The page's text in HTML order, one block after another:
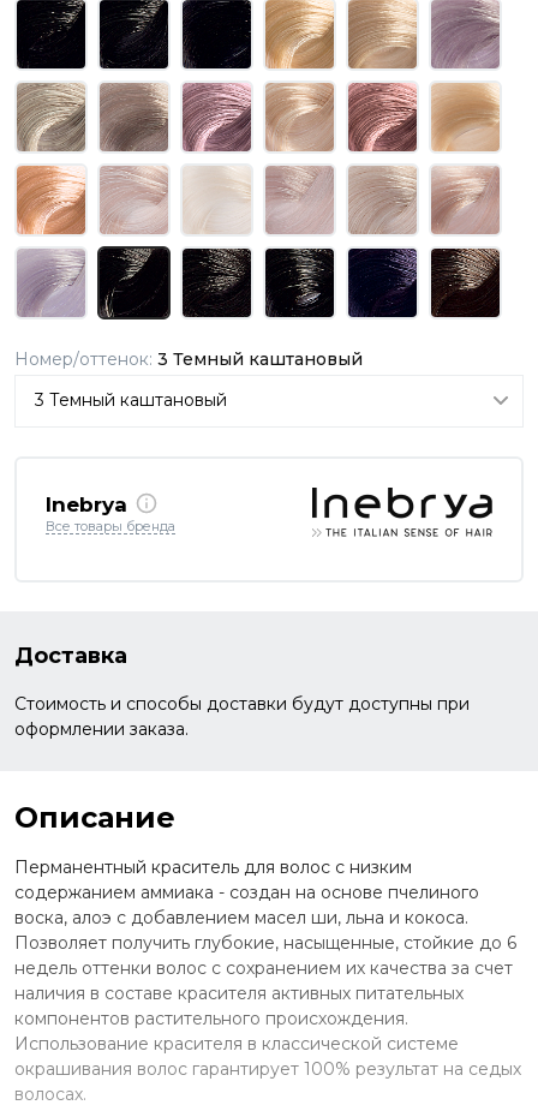
Номер/оттенок: 3 Темный каштановый
Inebrya
Все товары бренда
Доставка
Стоимость и способы доставки будут доступны при
оформлении заказа.
Описание
Перманентный краситель для волос с низким
содержанием аммиака - создан на основе пчелиного
воска, алоэ с добавлением масел ши, льна и кокоса.
Позволяет получить глубокие, насыщенные, стойкие до 6
недель оттенки волос с сохранением их качества за счет
наличия в составе красителя активных питательных
компонентов растительного происхождения.
Использование красителя в классической системе
окрашивания волос гарантирует 100% результат на седых
волосах.